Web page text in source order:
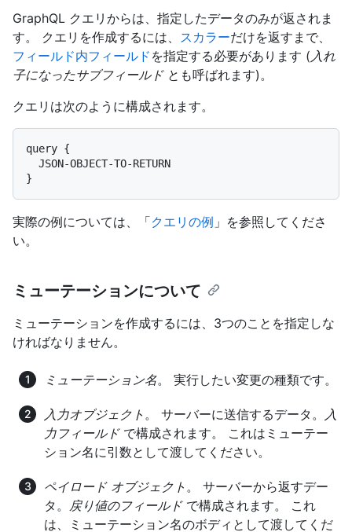
GraphQL クエリからは、指定したデータのみが返されま
す。 クエリを作成するには、 スカラーだけを返すまで、
フィールド内フィールド を指定する必要があります ( 入れ
子になったサブフィールドとも呼ばれます)。
クエリは次のように構成されます。
query {
  JSON-OBJECT-TO-RETURN
}
実際の例については、「クエリの例 」を参照してくださ
い。
ミューテーションについて
ミューテーションを作成するには、3つのことを指定しな
ければなりません。
ミューテーション名。 実行したい変更の種類です。
入力オブジェクト 。 サーバーに送信するデータ。
入
力フィールドで構成されます。 これはミューテー
ション名に引数として渡してください。
ペイロード オブジェクト 。 サーバーから返すデー
タ。 戻り値のフィールドで構成されます。 これ
は、ミューテーション名のボディとして渡してくだ